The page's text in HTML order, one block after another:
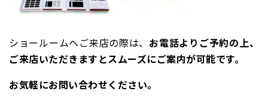
ショールームへご来店の際は、 お電話よりご予約の上、
ご来店いただきますとスムーズにご案内が可能です。
お気軽にお問い合わせください。